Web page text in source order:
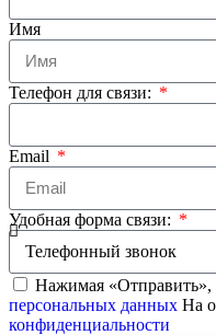
Имя
Телефон для связи:
Email
Удобная форма связи:
Нажимая «Отправить»,
персональных данных На
конфиденциальности